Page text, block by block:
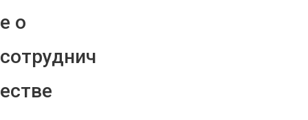
е о
сотруднич
естве